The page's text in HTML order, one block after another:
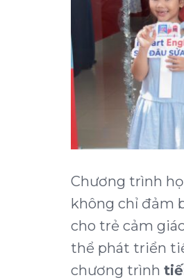
Chương trình
không chỉ đảm
cho trẻ cảm
thể phát triển
chương trình